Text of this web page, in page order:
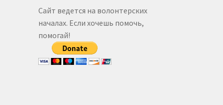
Сайт ведется на волонтерских
началах. Если хочешь помочь,
помогай!